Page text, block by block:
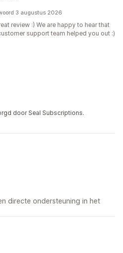
3 augustus 2026
review :) We are happy to hear that
support team helped you out :)
door Seal Subscriptions.
directe ondersteuning in het